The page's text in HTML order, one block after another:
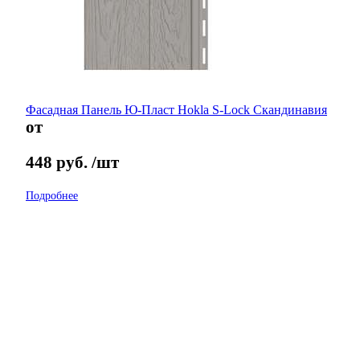
Фасадная Панель Ю-Пласт Hokla S-Lock Скандинавия
от
448 руб. /шт
Подробнее